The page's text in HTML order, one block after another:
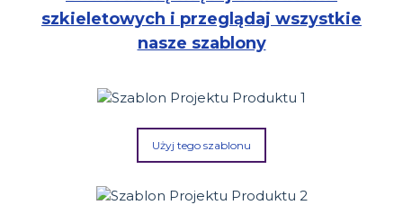
szkieletowych i przeglądaj wszystkie
nasze szablony
Użyj tego szablonu